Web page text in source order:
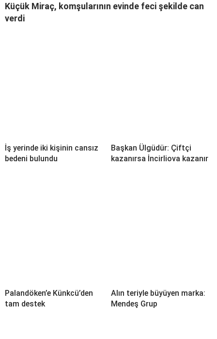
Küçük Miraç, komşularının evinde feci şekilde can
verdi
İş yerinde iki kişinin cansız
bedeni bulundu
Başkan Ülgüdür: Çiftçi
kazanırsa İncirliova kazanır
Palandöken’e Künkcü’den
tam destek
Alın teriyle büyüyen marka:
Mendeş Grup